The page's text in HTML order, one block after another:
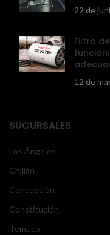
22 de
Filtro
12 de
SUCURSALES
Los Ángeles
Chillán
Concepción
Constitución
Temuco